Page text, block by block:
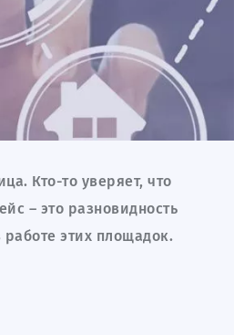
Кто-то уверяет, что
– это разновидность
этих площадок.